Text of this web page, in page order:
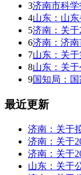
3济南市科
4山东：山
5济南：关
6济南：济
7山东：关
8山东：关
9国知局：
最近更新
济南：关于
济南：关于
济南：关于
山东：关于